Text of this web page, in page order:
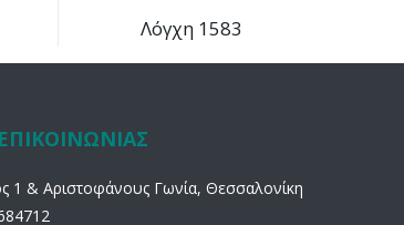
Λόγχη 1583
1 & Αριστοφάνους Γωνία, Θεσσαλονίκη